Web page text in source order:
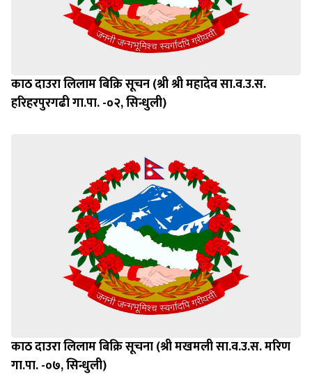
काठ दाउरा लिलाम बिक्रि सूचन (श्री श्री महादेव सा.व.उ.स.
हरिहरपुरगढी गा.पा. -०२, सिन्धुली)
काठ दाउरा लिलाम बिक्रि सूचना (श्री मखमली सा.व.उ.स. मरिण
गा.पा. -०७, सिन्धुली)